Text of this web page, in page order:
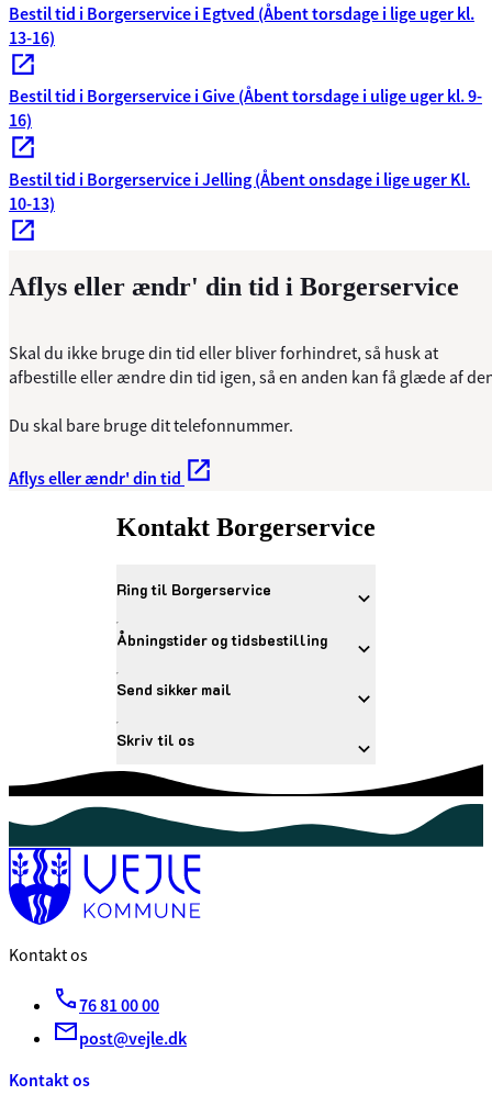
Bestil tid i Borgerservice i Egtved (Åbent torsdage i lige uger kl.
13-16)
Bestil tid i Borgerservice i Give (Åbent torsdage i ulige uger kl. 9-
16)
Bestil tid i Borgerservice i Jelling (Åbent onsdage i lige uger Kl.
10-13)
Aflys eller ændr' din tid i Borgerservice
Skal du ikke bruge din tid eller bliver forhindret, så husk at
afbestille eller ændre din tid igen, så en anden kan få glæde af
Du skal bare bruge dit telefonnummer.
Aflys eller ændr' din tid
Kontakt Borgerservice
Ring til Borgerservice
Åbningstider og tidsbestilling
Send sikker mail
Skriv til os
Kontakt os
76 81 00 00
post@vejle.dk
Kontakt os